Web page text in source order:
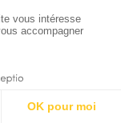
d'obtenir